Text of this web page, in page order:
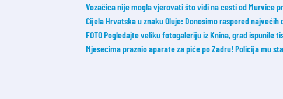
Vozačica nije mogla vjerovati što vidi na cesti od Murvice
Cijela Hrvatska u znaku Oluje: Donosimo raspored najvećih
FOTO Pogledajte veliku fotogaleriju iz Knina, grad ispunile
Mjesecima praznio aparate za piće po Zadru! Policija mu